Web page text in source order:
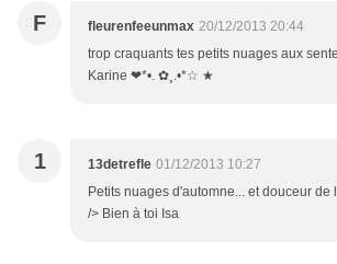
F fleurenfeeunmax 20/12/2013 20:44
trop craquants tes petits nuages aux
Karine ❤*•. ✿¸.•*☆ ★
1 13detrefle 01/12/2013 10:27
Petits nuages d'automne... et douceur de
/> Bien à toi Isa